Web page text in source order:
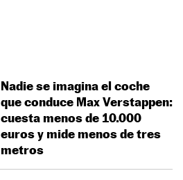
Nadie se imagina el coche
que conduce Max Verstappen:
cuesta menos de 10.000
euros y mide menos de tres
metros